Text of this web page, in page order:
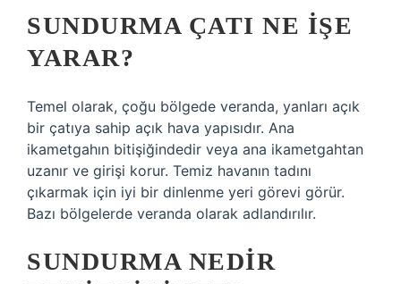
SUNDURMA ÇATI NE IŞE
YARAR?
Temel olarak, çoğu bölgede veranda, yanları açık
bir çatıya sahip açık hava yapısıdır. Ana
ikametgahın bitişiğindedir veya ana ikametgahtan
uzanır ve girişi korur. Temiz havanın tadını
çıkarmak için iyi bir dinlenme yeri görevi görür.
Bazı bölgelerde veranda olarak adlandırılır.
SUNDURMA NEDIR